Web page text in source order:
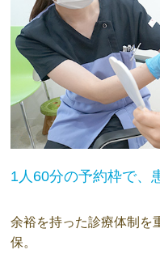
1人60分の予約枠で、
余裕を持った診療体制を
保。